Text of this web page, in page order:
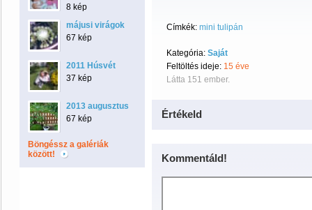
8 kép
májusi virágok
67 kép
2011 Húsvét
37 kép
2013 augusztus
67 kép
Böngéssz a galériák
között!
Címkék: mini tulipán
Kategória: Saját
Feltöltés ideje: 15 éve
Látta 151 ember.
Értékeld
Kommentáld!